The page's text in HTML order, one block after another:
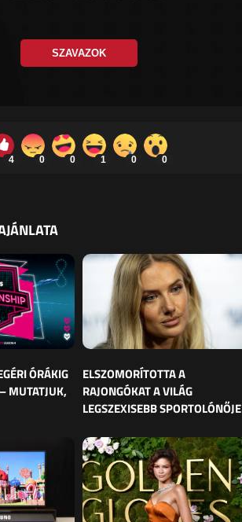
SZAVAZOK
4 0 0 1 0 0
ÓRÁKIG
MUTATJUK,
ELSZOMORÍTOTTA A
RAJONGÓKAT A VILÁG
LEGSZEXISEBB SPORTOLÓNŐJE